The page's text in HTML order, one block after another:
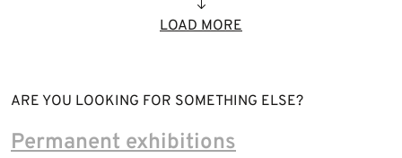
LOAD MORE
ARE YOU LOOKING FOR SOMETHING ELSE?
Permanent exhibitions